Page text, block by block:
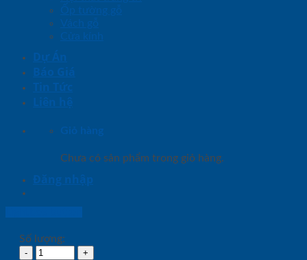
Ốp tường gỗ
Vách gỗ
Cửa kính
Dự Án
Báo Giá
Tin Tức
Liên hệ
Giỏ hàng
Chưa có sản phẩm trong giỏ hàng.
Đăng nhập
Số lượng: